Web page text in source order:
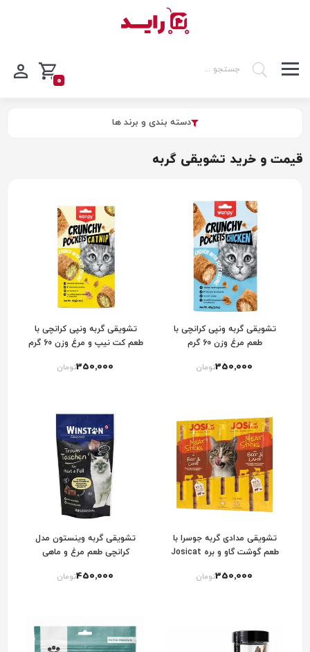
0
دسته بندی و برند ها
قیمت و خرید تشویقی گربه
تشویقی گربه ونپی کرانچی با
طعم مرغ وزن 60 گرم
350٬000تومان
تشویقی گربه ونپی کرانچی با
طعم کت نیپ و مرغ وزن 60 گرم
350٬000تومان
تشویقی مدادی گربه جوسرا با
طعم گوشت گاو و بره Josicat
350٬000تومان
تشویقی گربه وینستون مدل
کرانچی طعم مرغ و ماهی
450٬000تومان